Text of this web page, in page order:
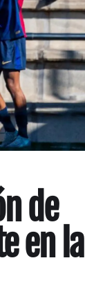
de
en la